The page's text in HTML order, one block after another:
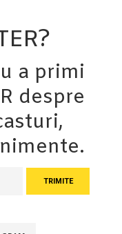
a primi
despre